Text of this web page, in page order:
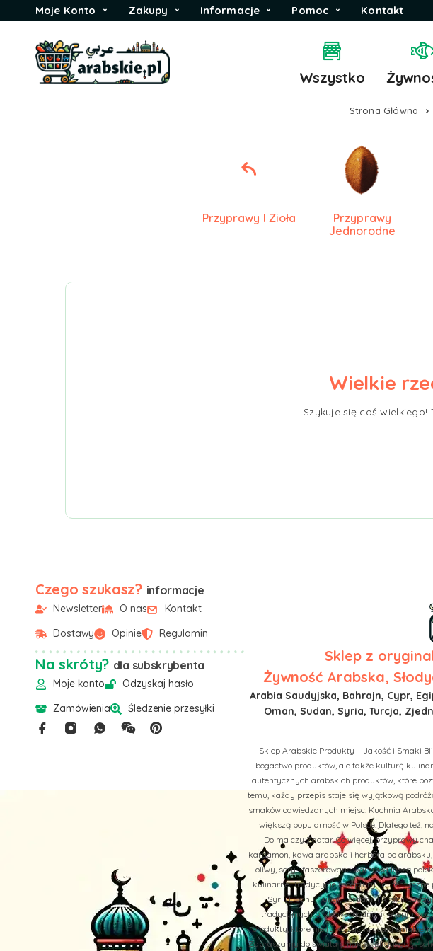
Moje Konto Zakupy Informacje Pomoc Kontakt
Wszystko
Strona Główna
Przyprawy I Zioła
Przyprawy
Jednorodne
Wielkie
Szykuje się coś
Czego szukasz? informacje
Newsletter O nas
Kontakt
Dostawy
Opinie Regulamin
Na skróty? dla subskrybenta
Moje konto
Odzyskaj hasło
Zamówienia
Śledzenie przesyłki
Sklep z
Żywność Arabska,
Arabia Saudyjska, Bahrajn, Cypr,
Oman, Sudan, Syria, Turcja,
Sklep Arabskie Produkty – Jakość i Smaki
bogactwo produktów, ale także kulturę
autentycznych arabskich produktów, które
temu, każdy przepis staje się wyjątkową
smaków odwiedzanych miejsc. Kuchnia
większą popularność w Polsce. Dlatego też,
Dolma czy Zaatar. Co więcej, przyprawy
kardamon, kawa arabska i herbata po
oliwy, sery i faszerowane warzywa łączą
kulinarne. Tradycyjne receptury i autentyczne
Syrii, Libanu, Turcji, Jordanii i Arabii
tradycyjnych bliskowschodnich receptur, co
produkty, które nie tylko zachwycają
Zapraszamy do świata smaków Bliskiego